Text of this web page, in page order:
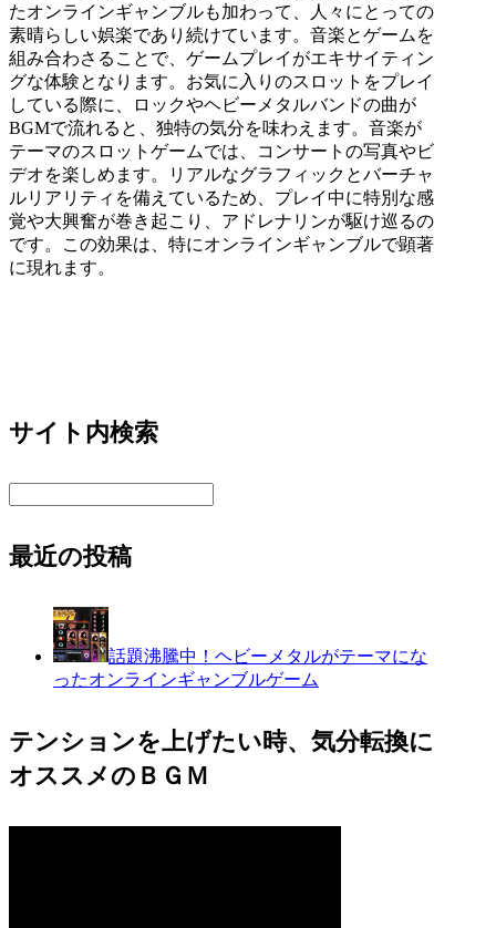
たオンラインギャンブルも加わって、人々にとっての
素晴らしい娯楽であり続けています。音楽とゲームを
組み合わさることで、ゲームプレイがエキサイティン
グな体験となります。お気に入りのスロットをプレイ
している際に、ロックやヘビーメタルバンドの曲が
BGMで流れると、独特の気分を味わえます。音楽が
テーマのスロットゲームでは、コンサートの写真やビ
デオを楽しめます。リアルなグラフィックとバーチャ
ルリアリティを備えているため、プレイ中に特別な感
覚や大興奮が巻き起こり、アドレナリンが駆け巡るの
です。この効果は、特にオンラインギャンブルで顕著
に現れます。
サイト内検索
最近の投稿
話題沸騰中！ヘビーメタルがテーマにな
ったオンラインギャンブルゲーム
テンションを上げたい時、気分転換に
オススメのＢＧＭ